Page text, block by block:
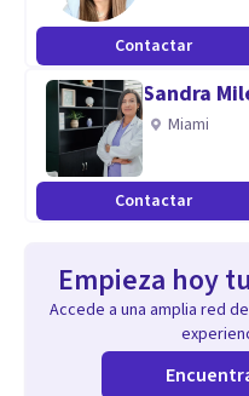
Contactar
Sandra
Miami
Contactar
Empieza hoy
Accede a una amplia red